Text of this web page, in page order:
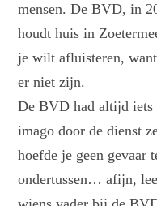
mensen. De BVD, in
houdt huis in
je wilt afluisteren,
er niet zijn.
De BVD had altijd
imago door de dienst
hoefde je geen gevaar
ondertussen… afijn,